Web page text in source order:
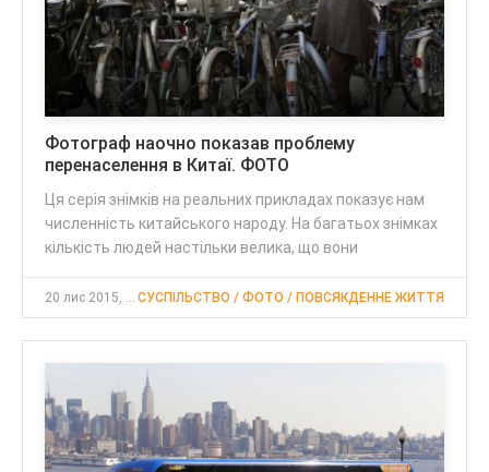
Фотограф наочно показав проблему
перенаселення в Китаї. ФОТО
Ця серія знімків на реальних прикладах показує нам
численність китайського народу. На багатьох знімках
кількість людей настільки велика, що вони
20 лис 2015, 13:25 СУСПІЛЬСТВО / ФОТО / ПОВСЯКДЕННЕ ЖИТТЯ